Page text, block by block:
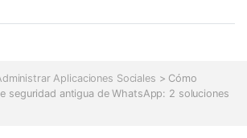
Aplicaciones Sociales > Cómo
seguridad antigua de WhatsApp: 2 soluciones